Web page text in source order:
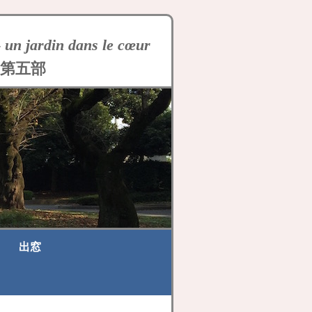
un jardin dans le cœur
第五部
出窓